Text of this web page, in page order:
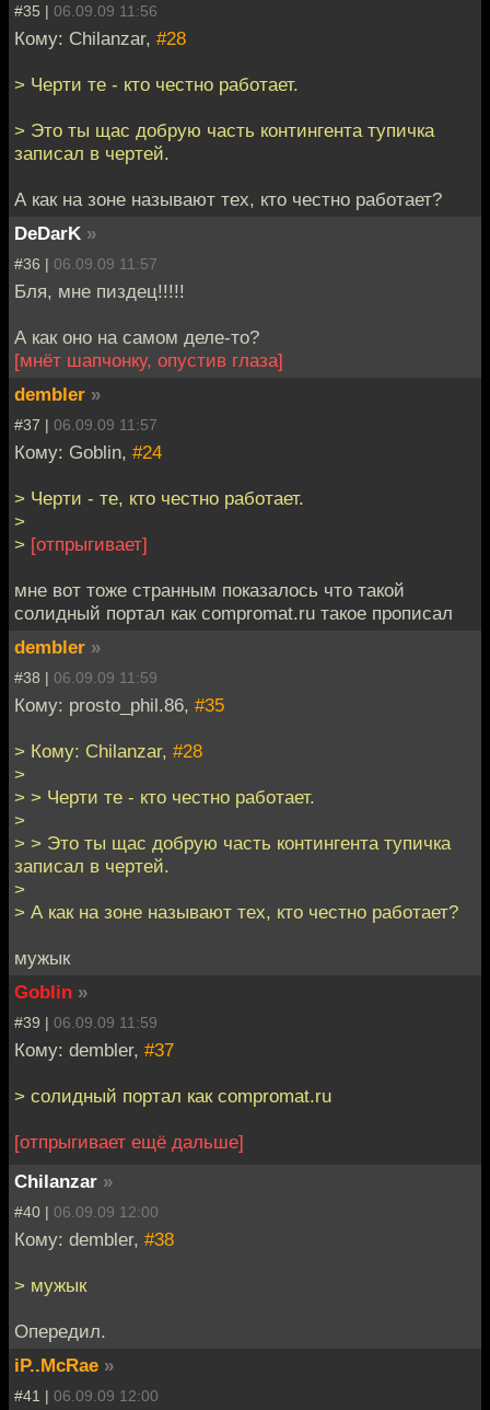
#35 | 06.09.09 11:56
Кому: Chilanzar, #28
> Черти те - кто честно работает.
> Это ты щас добрую часть контингента тупичка
записал в чертей.
А как на зоне называют тех, кто честно работает?
DeDarK »
#36 | 06.09.09 11:57
Бля, мне пиздец!!!!!
А как оно на самом деле-то?
[мнёт шапчонку, опустив глаза]
dembler »
#37 | 06.09.09 11:57
Кому: Goblin, #24
> Черти - те, кто честно работает.
>
> [отпрыгивает]
мне вот тоже странным показалось что такой
солидный портал как compromat.ru такое прописал
dembler »
#38 | 06.09.09 11:59
Кому: prosto_phil.86, #35
> Кому: Chilanzar, #28
>
> > Черти те - кто честно работает.
>
> > Это ты щас добрую часть контингента тупичка
записал в чертей.
>
> А как на зоне называют тех, кто честно работает?
мужык
Goblin »
#39 | 06.09.09 11:59
Кому: dembler, #37
> солидный портал как compromat.ru
[отпрыгивает ещё дальше]
Chilanzar »
#40 | 06.09.09 12:00
Кому: dembler, #38
> мужык
Опередил.
iP..McRae »
#41 | 06.09.09 12:00